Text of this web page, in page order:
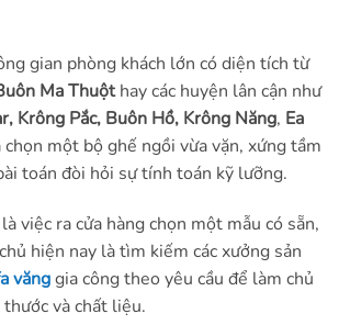
gian phòng khách lớn có diện tích từ
Ma Thuộthay các huyện lân cận như
Krông Pắc, Buôn Hồ, Krông Năng, Ea
chọn một bộ ghế ngồi vừa vặn, xứng tầm
toán đòi hỏi sự tính toán kỹ lưỡng.
việc ra cửa hàng chọn một mẫu có sẵn,
hiện nay là tìm kiếm các xưởng sản
vănggia công theo yêu cầu để làm chủ
và chất liệu.